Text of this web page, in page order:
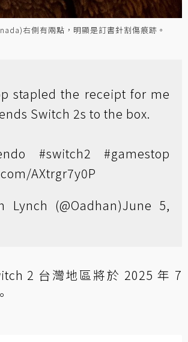
右側有兩點，明顯是訂書針割傷痕跡。
stapled the receipt for me
Switch 2s to the box.
#switch2
#gamestop
AXtrgr7y0P
Lynch (@Oadhan)June 5,
2 台灣地區將於 2025 年 7